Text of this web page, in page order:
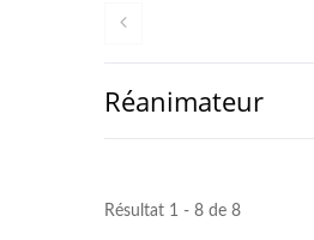
Réanimateur
Résultat 1 - 8 de 8